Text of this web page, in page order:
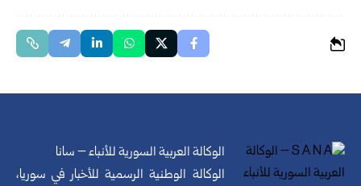
الوكالة العربية السورية للأنباء – سانا
الوكالة الوطنية الرسمية للأخبار في سوريا،